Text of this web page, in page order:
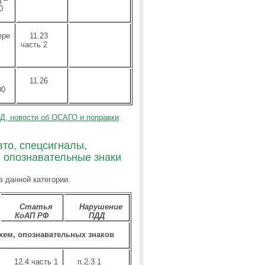
11.23
часть 2
11.26
новости об ОСАГО и поправки
спецсигналы,
знаки
категории.
Статья
КоАП РФ
Нарушение
ПДД
опознавательных знаков
12.4 часть 1 п.2.3.1